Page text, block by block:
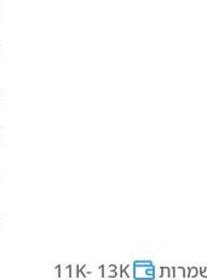
11K- 13K